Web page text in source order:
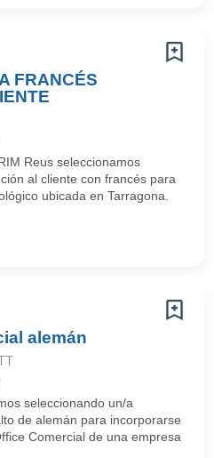
FRANCÉS
Reus seleccionamos
al cliente con francés para
ubicada en Tarragona.
alemán
seleccionando un/a
de alemán para incorporarse
Comercial de una empresa